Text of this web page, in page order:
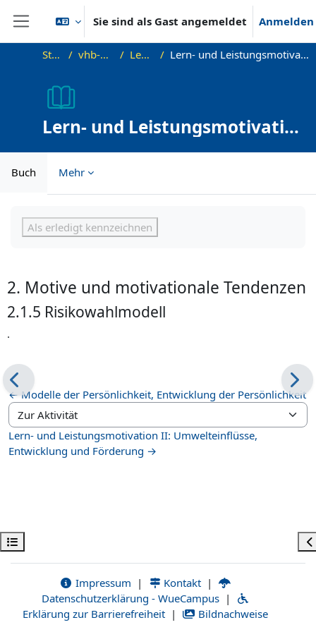
Website-Übersicht
Sie sind als Gast angemeldet Anmelden
Kursindex öffnen
Startseite vhb-DiffPsy-Demo Lehreinheit 9 Lern- und Leistungsmotivation I: Grundlagen und Komponenten
Lern- und Leistungsmotivation
I: Grundlagen und
Komponenten
Buch Mehr
Als erledigt kennzeichnen
2. Motive und motivationale Tendenzen
2.1.5 Risikowahlmodell
.
← Modelle der Persönlichkeit, Entwicklung der Persönlichkeit
Zur Aktivität
Lern- und Leistungsmotivation II: Umwelteinflüsse,
Entwicklung und Förderung →
Impressum | Kontakt |
Datenschutzerklärung - WueCampus |
Erklärung zur Barrierefreiheit | Bildnachweise